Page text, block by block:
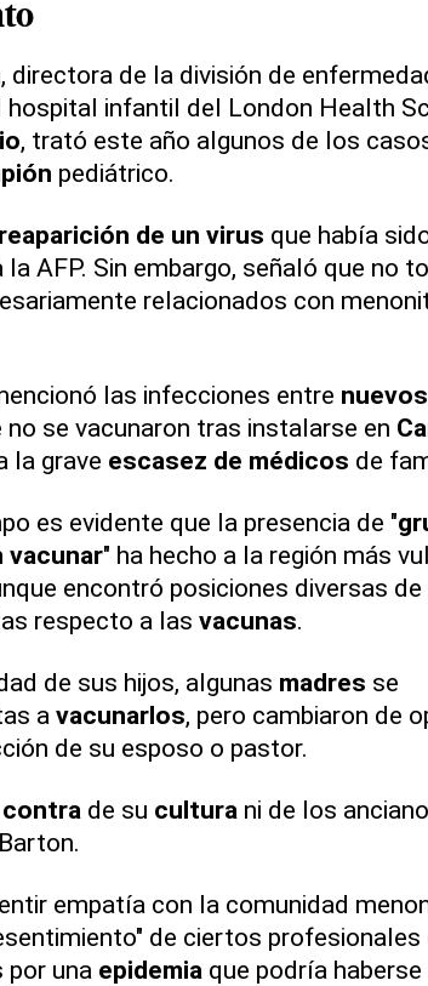
, directora de la división de
hospital infantil del London Health
, trató este año algunos de los
pediátrico.
reaparición de un virus que había
la AFP. Sin embargo, señaló que no
relacionados con
las infecciones entre nuevos
no se vacunaron tras instalarse en
la grave escasez de médicos de
es evidente que la presencia de "
vacunar" ha hecho a la región más
encontró posiciones diversas
respecto a las vacunas.
de sus hijos, algunas madres se
a vacunarlos, pero cambiaron de
de su esposo o pastor.
contra de su cultura ni de los
empatía con la comunidad
de ciertos profesionales
una epidemia que podría haberse